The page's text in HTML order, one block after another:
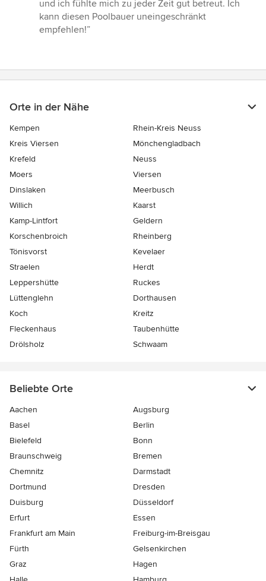
5
Sternen
und ich fühlte mich zu jeder Zeit gut betreut. Ich
kann diesen Poolbauer uneingeschränkt
empfehlen!”
Orte in der Nähe
Kempen
Rhein-Kreis Neuss
Kreis Viersen
Mönchengladbach
Krefeld
Neuss
Moers
Viersen
Dinslaken
Meerbusch
Willich
Kaarst
Kamp-Lintfort
Geldern
Korschenbroich
Rheinberg
Tönisvorst
Kevelaer
Straelen
Herdt
Leppershütte
Ruckes
Lüttenglehn
Dorthausen
Koch
Kreitz
Fleckenhaus
Taubenhütte
Drölsholz
Schwaam
Beliebte Orte
Aachen
Augsburg
Basel
Berlin
Bielefeld
Bonn
Braunschweig
Bremen
Chemnitz
Darmstadt
Dortmund
Dresden
Duisburg
Düsseldorf
Erfurt
Essen
Frankfurt am Main
Freiburg-im-Breisgau
Fürth
Gelsenkirchen
Graz
Hagen